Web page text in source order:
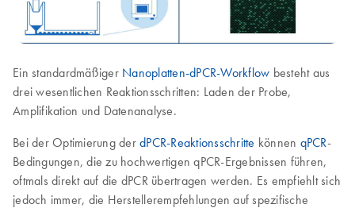
Ein standardmäßiger Nanoplatten-dPCR-Workflow besteht aus
drei wesentlichen Reaktionsschritten: Laden der Probe,
Amplifikation und Datenanalyse.
Bei der Optimierung der dPCR-Reaktionsschritte können qPCR-
Bedingungen, die zu hochwertigen qPCR-Ergebnissen führen,
oftmals direkt auf die dPCR übertragen werden. Es empfiehlt sich
jedoch immer, die Herstellerempfehlungen auf spezifische